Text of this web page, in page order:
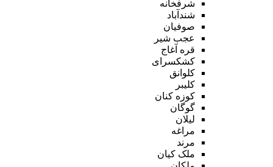
شرفخانه
شندآباد
صوفیان
عجب شیر
قره آغاج
کشکسرای
کلوانق
کلیبر
کوزه کنان
گوگان
لیلان
مراغه
مرند
ملک کیان